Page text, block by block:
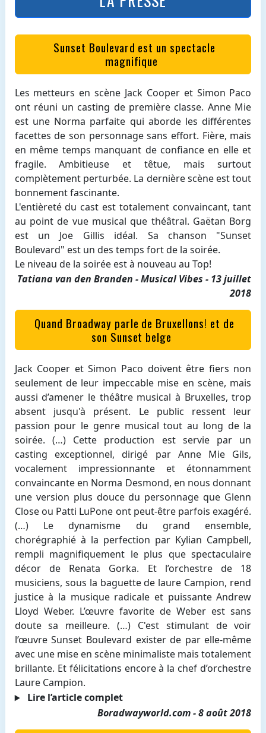
Sunset Boulevard est un spectacle
magnifique
Les metteurs en scène Jack Cooper et Simon Paco
ont réuni un casting de première classe. Anne Mie
est une Norma parfaite qui aborde les différentes
facettes de son personnage sans effort. Fière, mais
en même temps manquant de confiance en elle et
fragile. Ambitieuse et têtue, mais surtout
complètement perturbée. La dernière scène est tout
bonnement fascinante.
L'entièreté du cast est totalement convaincant, tant
au point de vue musical que théâtral. Gaëtan Borg
est un Joe Gillis idéal. Sa chanson "Sunset
Boulevard" est un des temps fort de la soirée.
Le niveau de la soirée est à nouveau au Top!
Tatiana van den Branden - Musical Vibes - 13 juillet
2018
Quand Broadway parle de Bruxellons! et de
son Sunset belge
Jack Cooper et Simon Paco doivent être fiers non
seulement de leur impeccable mise en scène, mais
aussi d’amener le théâtre musical à Bruxelles, trop
absent jusqu'à présent. Le public ressent leur
passion pour le genre musical tout au long de la
soirée. (…) Cette production est servie par un
casting exceptionnel, dirigé par Anne Mie Gils,
vocalement impressionnante et étonnamment
convaincante en Norma Desmond, en nous donnant
une version plus douce du personnage que Glenn
Close ou Patti LuPone ont peut-être parfois exagéré.
(…) Le dynamisme du grand ensemble,
chorégraphié à la perfection par Kylian Campbell,
rempli magnifiquement le plus que spectaculaire
décor de Renata Gorka. Et l’orchestre de 18
musiciens, sous la baguette de laure Campion, rend
justice à la musique radicale et puissante Andrew
Lloyd Weber. L’œuvre favorite de Weber est sans
doute sa meilleure. (…) C'est stimulant de voir
l’œuvre Sunset Boulevard exister de par elle-même
avec une mise en scène minimaliste mais totalement
brillante. Et félicitations encore à la chef d’orchestre
Laure Campion.
Lire l’article complet
Boradwayworld.com - 8 août 2018